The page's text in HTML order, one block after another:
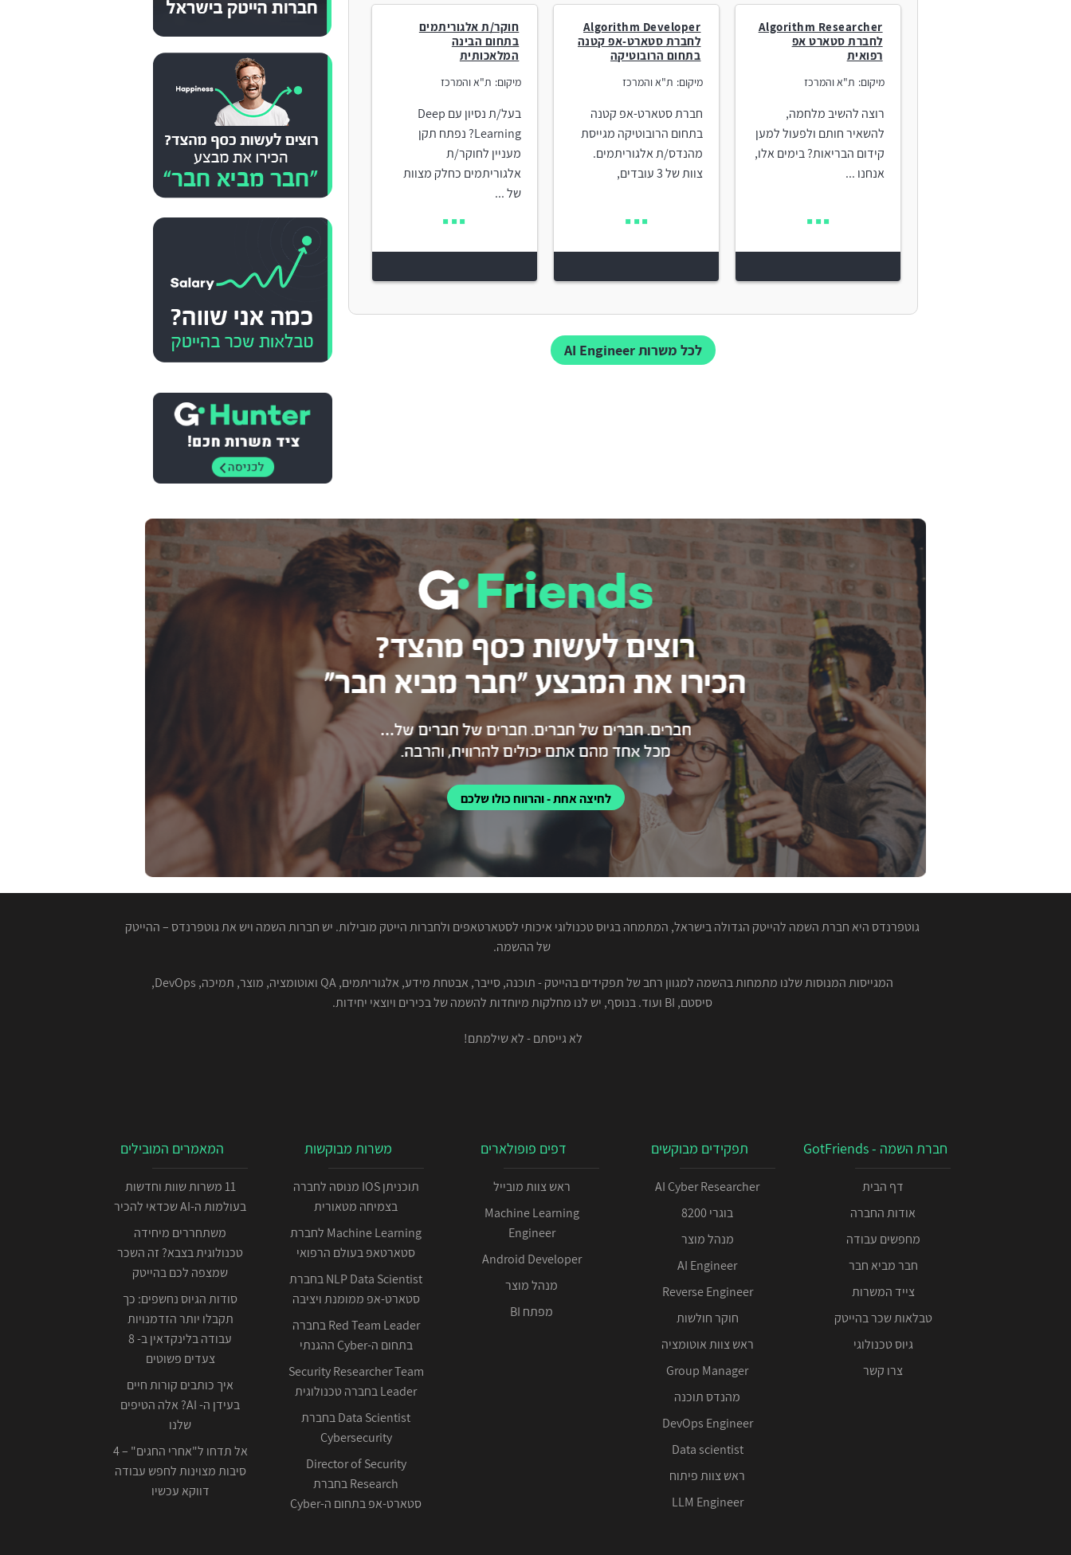
Algorithm Researcher
לחברת סטארט אפ
רפואית
מיקום: ת"א והמרכז
רוצה להשיב מלחמה,
להשאיר חותם ולפעול למען
קידום הבריאות? בימים אלו,
אנחנו ...
Algorithm Developer
לחברת סטארט-אפ קטנה
בתחום הרובוטיקה
מיקום: ת"א והמרכז
חברת סטארט-אפ קטנה
בתחום הרובוטיקה מגייסת
מהנדס/ת אלגוריתמים.
צוות של 3 עובדים,
חוקר/ת אלגוריתמים
בתחום הבינה
המלאכותית
מיקום: ת"א והמרכז
בעל/ת נסיון עם Deep
Learning? נפתח תקן
מעניין לחוקר/ת
אלגוריתמים כחלק מצוות
של ...
לכל משרות AI Engineer
לחיצה אחת - והרווח כולו שלכם
גוטפרנדס היא חברת השמה להייטק הגדולה בישראל, המתמחה בגיוס טכנולוגי איכותי לסטארטאפים ולחברות הייטק מובילות. יש חברות השמה ויש את גוטפרנדס – ההייטק
של ההשמה.
המגייסות המנוסות שלנו מתמחות בהשמה למגוון רחב של תפקידים בהייטק - תוכנה, סייבר, אבטחת מידע, אלגוריתמים, QA ואוטומציה, מוצר, תמיכה, DevOps,
סיסטם, BI ועוד. בנוסף, יש לנו מחלקות מיוחדות להשמה של בכירים ויוצאי יחידות.
לא גייסתם - לא שילמתם!
חברת השמה - GotFriends
דף הבית
אודות החברה
מחפשים עבודה
חבר מביא חבר
צייד המשרות
טבלאות שכר בהייטק
גיוס טכנולוגי
צרו קשר
תפקידים מבוקשים
AI Cyber Researcher
בוגרי 8200
מנהל מוצר
AI Engineer
Reverse Engineer
חוקר חולשות
ראש צוות אוטומציה
Group Manager
מהנדס תוכנה
DevOps Engineer
Data scientist
ראש צוות פיתוח
LLM Engineer
דפים פופולארים
ראש צוות מובייל
Machine Learning
Engineer
Android Developer
מנהל מוצר
מפתח BI
משרות מבוקשות
תוכניתן IOS מנוסה לחברה
בצמיחה מטאורית
Machine Learning לחברת
סטארטאפ בעולם הרפואי
NLP Data Scientist בחברת
סטארט-אפ ממומנת ויציבה
Red Team Leader בחברה
בתחום ה-Cyber ההגנתי
Security Researcher Team
Leader בחברה טכנולוגית
Data Scientist בחברת
Cybersecurity
Director of Security
Research בחברת
סטארט-אפ בתחום ה-Cyber
המאמרים המובילים
11 משרות שוות וחדשות
בעולמות ה-AI שכדאי להכיר
משתחררים מיחידה
טכנולוגית בצבא? זה השכר
שמצפה לכם בהייטק
סודות הגיוס נחשפים: כך
תקבלו יותר הזדמנויות
עבודה בלינקדאין ב- 8
צעדים פשוטים
איך כותבים קורות חיים
בעידן ה- AI? אלה הטיפים
שלנו
אל תדחו ל"אחרי החגים" – 4
סיבות מצוינות לחפש עבודה
דווקא עכשיו